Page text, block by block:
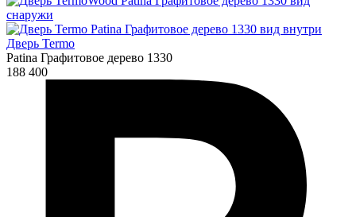
Дверь Termo
Patina Графитовое дерево 1330
188 400